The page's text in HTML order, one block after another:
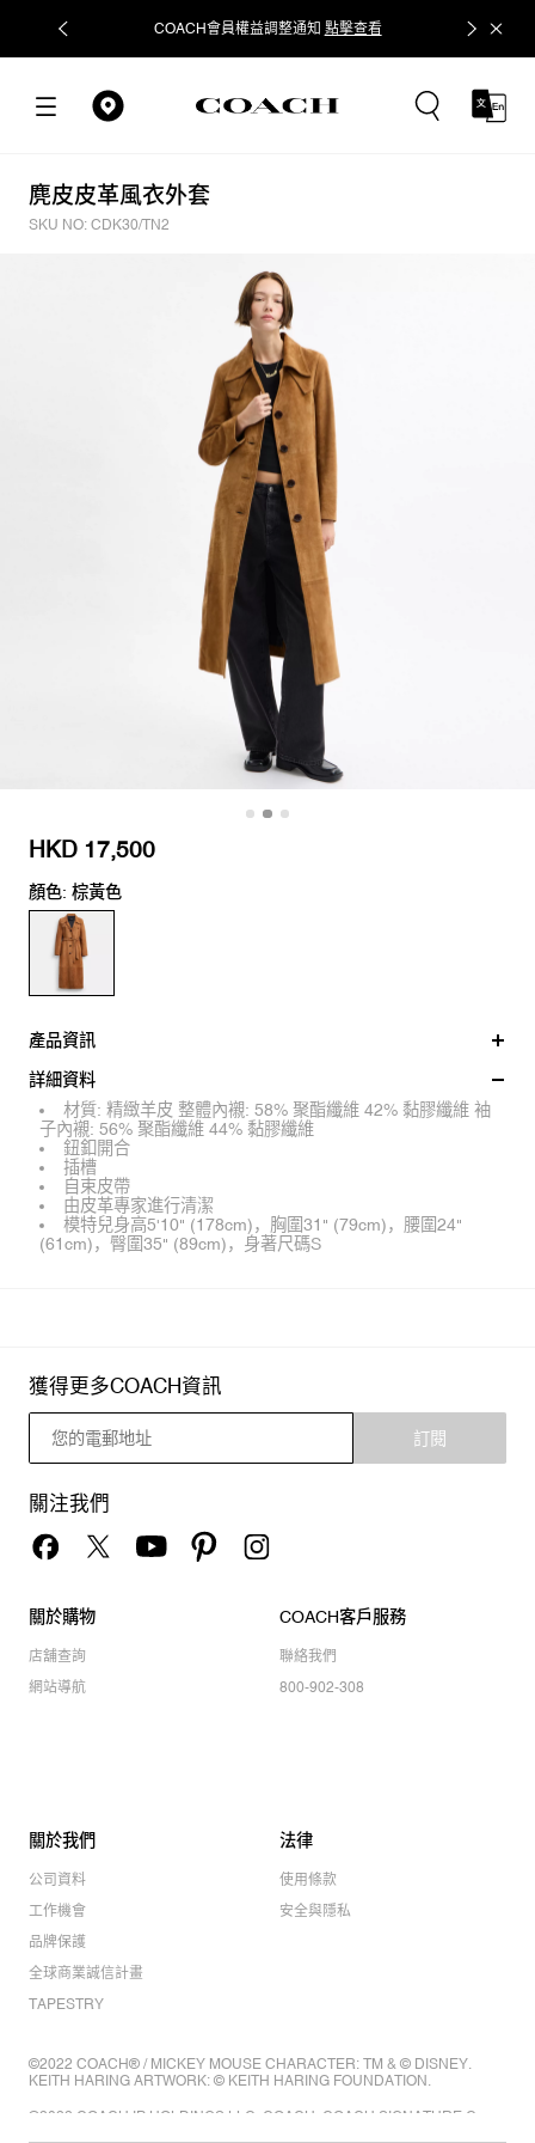
COACH會員權益調整通知 點擊查看 立即追蹤
麂皮皮革風衣外套
SKU NO: CDK30/TN2
HKD 17,500
顏色: 棕黃色
產品資訊
詳細資料
材質: 精緻羊皮 整體內襯: 58% 聚酯纖維 42% 黏膠纖維 袖
子內襯: 56% 聚酯纖維 44% 黏膠纖維
鈕釦開合
插槽
自束皮帶
由皮革專家進行清潔
模特兒身高5'10" (178cm)，胸圍31" (79cm)，腰圍24"
(61cm)，臀圍35" (89cm)，身著尺碼S
獲得更多COACH資訊
訂閱
關注我們
關於購物
店舖查詢
網站導航
COACH客戶服務
聯絡我們
800-902-308
關於我們
公司資料
工作機會
品牌保護
全球商業誠信計畫
TAPESTRY
法律
使用條款
安全與隱私
©2022 COACH® / MICKEY MOUSE CHARACTER: TM & © DISNEY.
KEITH HARING ARTWORK: © KEITH HARING FOUNDATION.
©2022 COACH IP HOLDINGS LLC. COACH, COACH SIGNATURE C